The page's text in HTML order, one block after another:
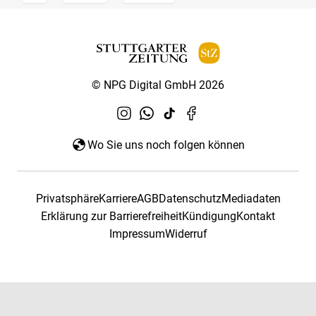
© NPG Digital GmbH 2026
Wo Sie uns noch folgen können
PrivatsphäreKarriereAGBDatenschutzMediadaten
Erklärung zur BarrierefreiheitKündigungKontakt
ImpressumWiderruf